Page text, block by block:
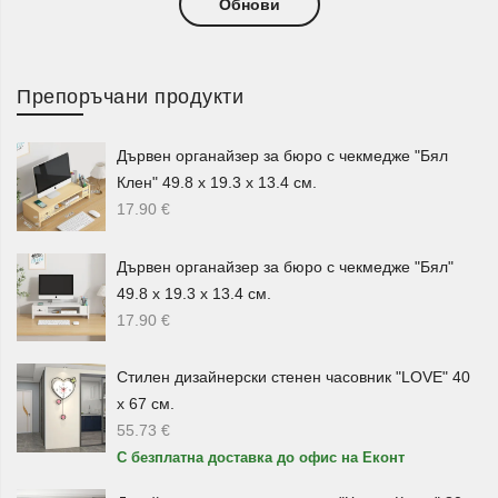
продължително готвене и запазване на аромата и вкуса
Чугунени, стъклени, алуминиеви и
В селекцията ще откриете различни видове
готвенеспоред материала и предназначението им.
Чугунените съдове
здравина и стабилност, а стъклените съдове са
практични за приготвяне и поднасяне на храна с
елегантна визия. Алуминиевите и емайлираните съдове
са удобни за ежедневна употреба и лесно се вписват
във всяка кухня.
Можете да изберете още модели с
каменно или мраморно покритие
приготвянето на храната и почистването след това. Те
Обнови
Препоръчани продукти
Дървен органайзер за бюро с чекмедже "Бял
Клен" 49.8 х 19.3 х 13.4 см.
17.90 €
Дървен органайзер за бюро с чекмедже "Бял"
49.8 х 19.3 х 13.4 см.
17.90 €
Стилен дизайнерски стенен часовник "LOVE" 40
х 67 см.
55.73 €
С безплатна доставка до офис на Еконт